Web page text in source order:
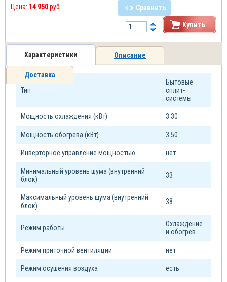
Цена: 14 950руб. Сравнить
Купить
Характеристики Описание
Доставка
Тип
Бытовые
сплит-
системы
Мощность охлаждения (кВт) 3.30
Мощность обогрева (кВт) 3.50
Инверторное управление мощностью нет
Минимальный уровень шума (внутренний
блок)
33
Максимальный уровень шума (внутренний
блок)
38
Режим работы
Охлаждение
и обогрев
Режим приточной вентиляции нет
Режим осушения воздуха есть